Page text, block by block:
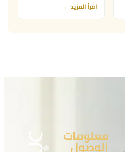
اقرأ المزيد ←
معلومات
الوصول